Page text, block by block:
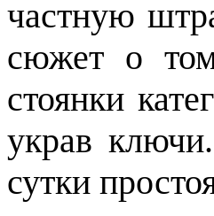
частную
сюжет о
стоянки
украв
сутки